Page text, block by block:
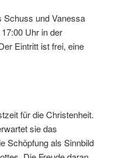
Schuss und Vanessa
17:00 Uhr in der
Eintritt ist frei, eine
für die Christenheit.
sie das
Schöpfung als Sinnbild